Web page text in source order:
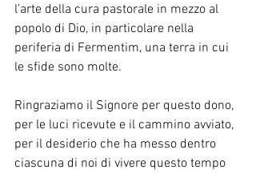
l’arte della cura pastorale in mezzo al
popolo di Dio, in particolare nella
periferia di Fermentim, una terra in cui
le sfide sono molte.
Ringraziamo il Signore per questo dono,
per le luci ricevute e il cammino avviato,
per il desiderio che ha messo dentro
ciascuna di noi di vivere questo tempo